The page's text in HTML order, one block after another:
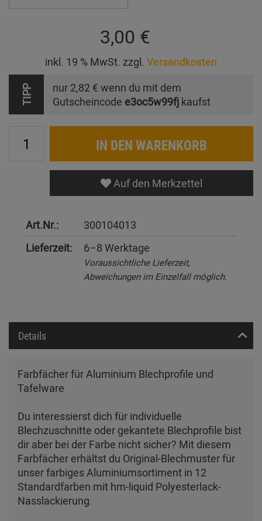
3,00 €
inkl. 19 % MwSt. zzgl. Versandkosten
TIPP nur 2,82 € wenn du mit dem
Gutscheincode e3oc5w99fj kaufst
IN DEN WARENKORB
Auf den Merkzettel
Art.Nr.:
300104013
Lieferzeit:
6–8 Werktage
Voraussichtliche Lieferzeit,
Abweichungen im Einzelfall möglich.
Details
Farbfächer für Aluminium Blechprofile und
Tafelware
Du interessierst dich für individuelle
Blechzuschnitte oder gekantete Blechprofile bist
dir aber bei der Farbe nicht sicher? Mit diesem
Farbfächer erhältst du Original-Blechmuster für
unser farbiges Aluminiumsortiment in 12
Standardfarben mit hm-liquid Polyesterlack-
Nasslackierung.